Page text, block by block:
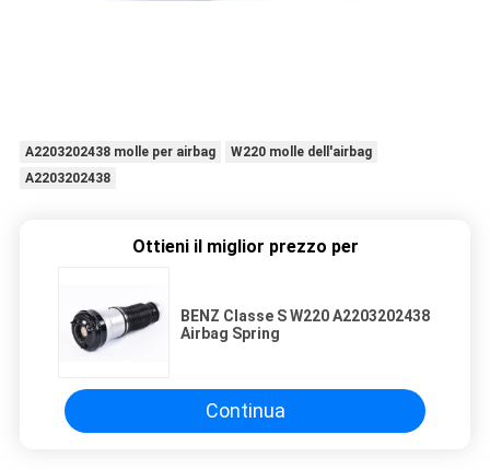
A2203202438 molle per airbag
W220 molle dell'airbag
A2203202438
Ottieni il miglior prezzo per
BENZ Classe S W220 A2203202438
Airbag Spring
Continua